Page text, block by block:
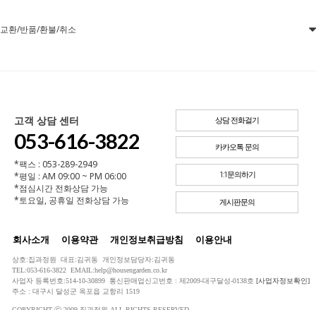
교환/반품/환불/취소
고객 상담 센터
053-616-3822
*팩스 : 053-289-2949
*평일 : AM 09:00 ~ PM 06:00
*점심시간 전화상담 가능
*토요일, 공휴일 전화상담 가능
상담 전화걸기
카카오톡 문의
1:1문의하기
게시판문의
회사소개 이용약관 개인정보취급방침 이용안내
상호:집과정원 대표:김귀동 개인정보담당자:김귀동
TEL:053-616-3822 EMAIL:help@housengarden.co.kr
사업자 등록번호:514-10-30899 통신판매업신고번호 : 제2009-대구달성-0138호 [사업자정보확인]
주소 : 대구시 달성군 옥포읍 교항리 1519